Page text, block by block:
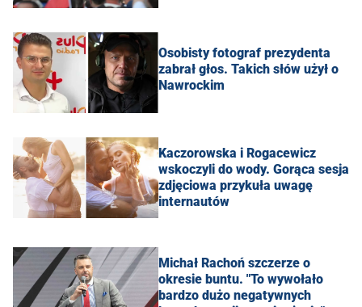
Osobisty fotograf prezydenta
zabrał głos. Takich słów użył o
Nawrockim
Kaczorowska i Rogacewicz
wskoczyli do wody. Gorąca sesja
zdjęciowa przykuła uwagę
internautów
Michał Rachoń szczerze o
okresie buntu. "To wywołało
bardzo dużo negatywnych